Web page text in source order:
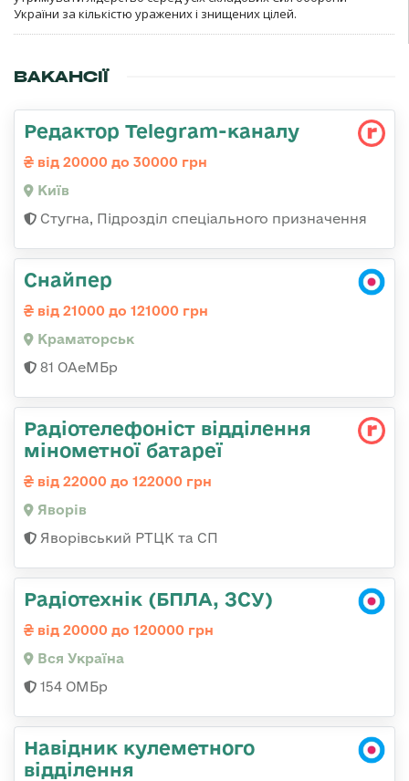
України за кількістю уражених і знищених цілей.
ВАКАНСІЇ
Редактор Telegram-каналу
від 20000 до 30000 грн
Київ
Стугна, Підрозділ спеціального призначення
Снайпер
від 21000 до 121000 грн
Краматорськ
81 ОАеМБр
Радіотелефоніст відділення
мінометної батареї
від 22000 до 122000 грн
Яворів
Яворівський РТЦК та СП
Радіотехнік (БПЛА, ЗСУ)
від 20000 до 120000 грн
Вся Україна
154 ОМБр
Навідник кулеметного
відділення